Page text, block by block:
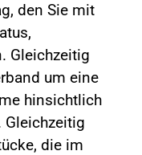
den Sie mit
Gleichzeitig
um eine
hinsichtlich
Gleichzeitig
die im